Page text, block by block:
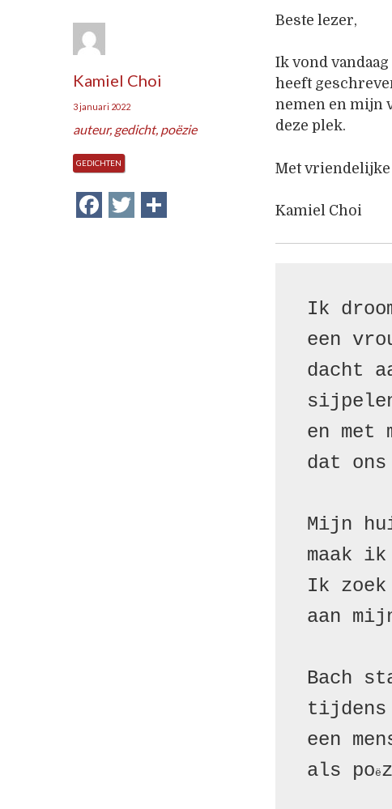
Kamiel Choi
3 januari 2022
auteur, gedicht, poëzie
GEDICHTEN
Facebook
Twitter
Beste lezer,
Ik vond
heeft
nemen en mijn
deze plek.
Met
Kamiel Choi
Ik
een
dacht
en met
dat
Mijn
maak
Ik zoek
aan
Bach
tijdens
een
als poë